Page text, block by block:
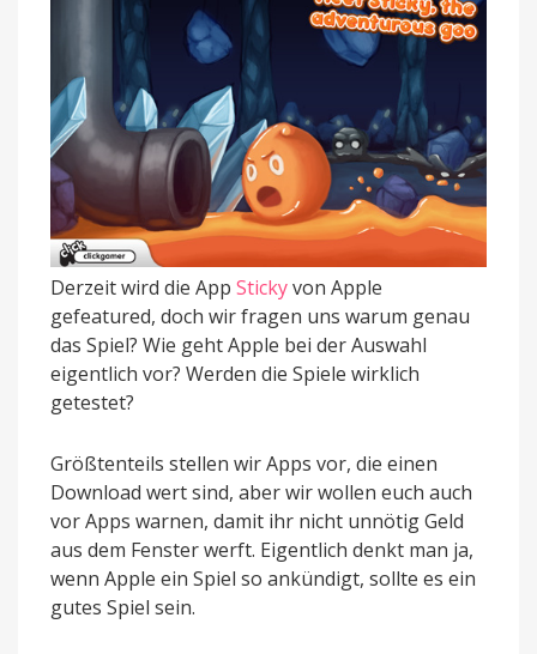
Derzeit wird die App Stickyvon Apple
gefeatured, doch wir fragen uns warum genau
das Spiel? Wie geht Apple bei der Auswahl
eigentlich vor? Werden die Spiele wirklich
getestet?
Größtenteils stellen wir Apps vor, die einen
Download wert sind, aber wir wollen euch auch
vor Apps warnen, damit ihr nicht unnötig Geld
aus dem Fenster werft. Eigentlich denkt man ja,
wenn Apple ein Spiel so ankündigt, sollte es ein
gutes Spiel sein.